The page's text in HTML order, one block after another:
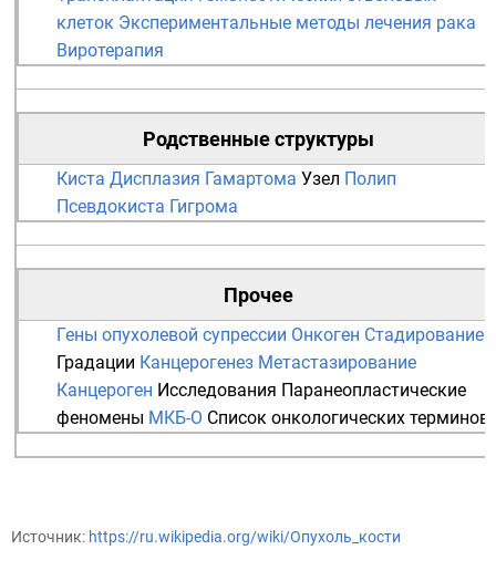
клеток Экспериментальные методы лечения рака
Виротерапия
Родственные структуры
Киста Дисплазия Гамартома Узел Полип
Псевдокиста Гигрома
Прочее
Гены опухолевой супрессии Онкоген Стадирование
Градации Канцерогенез Метастазирование
Канцероген Исследования Паранеопластические
феномены МКБ-О Список онкологических терминов
Источник: https://ru.wikipedia.org/wiki/Опухоль_кости